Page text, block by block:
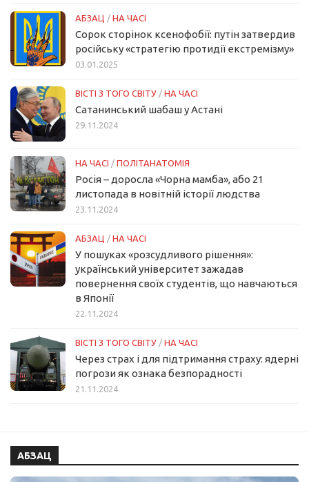
АБЗАЦ / НА ЧАСІ
Сорок сторінок ксенофобії: путін затвердив
російську «стратегію протидії екстремізму»
03.01.2025
ВІСТІ З ТОГО СВІТУ / НА ЧАСІ
Сатанинський шабаш у Астані
29.11.2024
НА ЧАСІ / ПОЛІТАНАТОМІЯ
Росія – доросла «Чорна мамба», або 21
листопада в новітній історії людства
23.11.2024
АБЗАЦ / НА ЧАСІ
У пошуках «розсудливого рішення»:
український університет зажадав
повернення своїх студентів, що навчаються
в Японії
22.11.2024
ВІСТІ З ТОГО СВІТУ / НА ЧАСІ
Через страх і для підтримання страху: ядерні
погрози як ознака безпорадності
21.11.2024
АБЗАЦ